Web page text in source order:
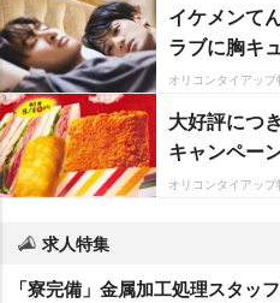
イケメンて
ラブに胸キ
オリコンタイアップ
大好評につ
キャンペー
オリコンタイアップ
求人特集
「寮完備」金属加工処理スタッ